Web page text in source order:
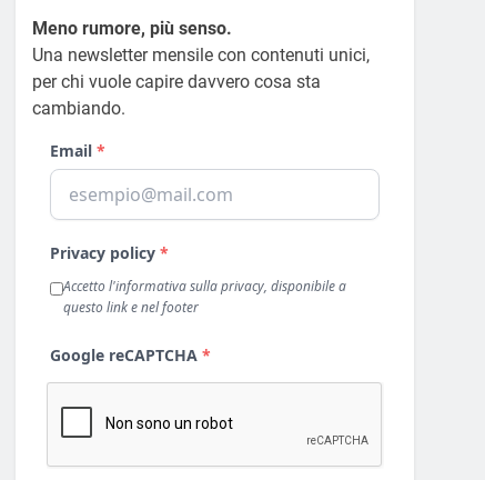
Meno rumore, più senso.
Una newsletter mensile con contenuti unici,
per chi vuole capire davvero cosa sta
cambiando.